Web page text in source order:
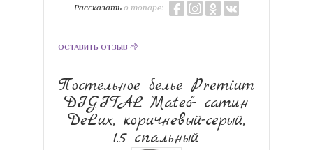
Рассказать о товаре:
ОСТАВИТЬ ОТЗЫВ
Постельное белье Premium
DIGITAL "Mateo"- сатин
DeLux, коричневый-серый,
1.5 спальный